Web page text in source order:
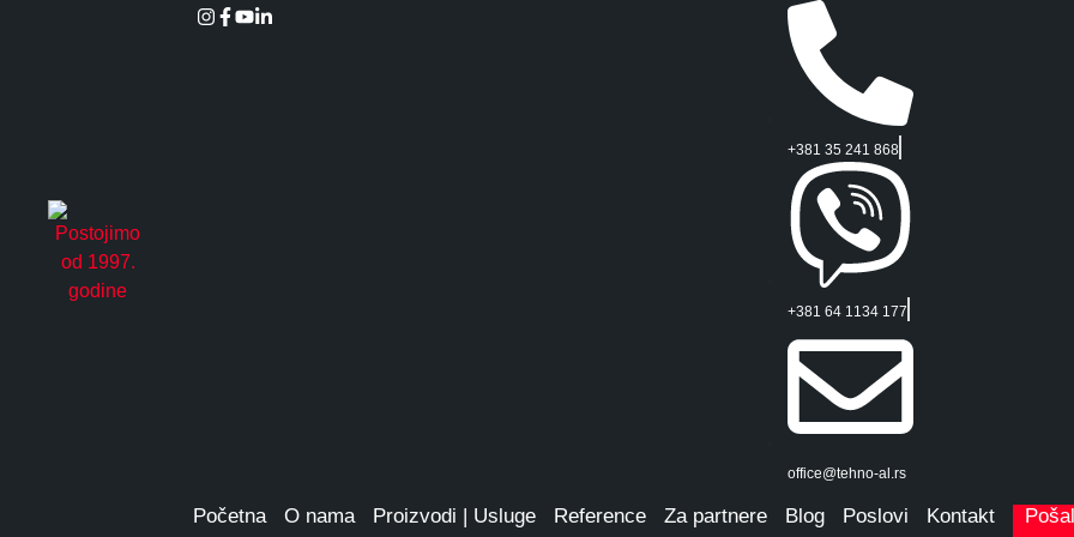
+381 35 241 868
+381 64 1134 177
office@tehno-al.rs
Početna O nama Proizvodi | Usluge Reference Za partnere Blog Poslovi Kontakt
konstrukcije.